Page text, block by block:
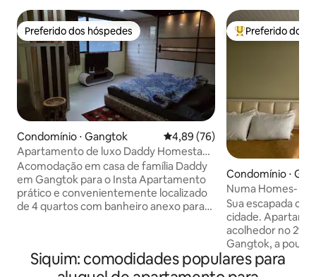
Preferido dos hóspedes
Preferido dos hóspedes
Condomínio ⋅ Gangtok 4,89 de uma avaliação média
4,89 (76)
Apartamento de luxo Daddy Homestay
perto de Mg Marg 4 Bhk
Acomodação em casa de família Daddy
em Gangtok para o Insta Apartamento
prático e convenientemente localizado
de 4 quartos com banheiro anexo para
alimentos. Você também pode desfrutar
de cozinha auto-suficiente é totalmente
Entre os
Preferido dos
Condomínio ⋅
Numa Homes-
de Gangtok
Sua escapada
cidade.
acolhedor no 2º
Gangtok, a
Com cafés,
eletrônicos a um
Siquim: comodidades populares para